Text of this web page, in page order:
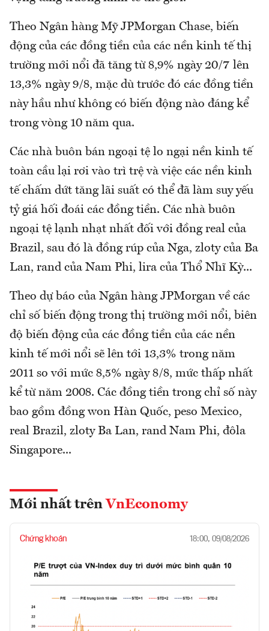
Theo Ngân hàng Mỹ JPMorgan Chase, biến
động của các đồng tiền của các nền kinh tế thị
trường mới nổi đã tăng từ 8,9% ngày 20/7 lên
13,3% ngày 9/8, mặc dù trước đó các đồng tiền
này hầu như không có biến động nào đáng kể
trong vòng 10 năm qua.
Các nhà buôn bán ngoại tệ lo ngại nền kinh tế
toàn cầu lại rơi vào trì trệ và việc các nền kinh
tế chấm dứt tăng lãi suất có thể đã làm suy yếu
tỷ giá hối đoái các đồng tiền. Các nhà buôn
ngoại tệ lạnh nhạt nhất đối với đồng real của
Brazil, sau đó là đồng rúp của Nga, zloty của Ba
Lan, rand của Nam Phi, lira của Thổ Nhĩ Kỳ...
Theo dự báo của Ngân hàng JPMorgan về các
chỉ số biến động trong thị trường mới nổi, biên
độ biến động của các đồng tiền của các nền
kinh tế mới nổi sẽ lên tới 13,3% trong năm
2011 so với mức 8,5% ngày 8/8, mức thấp nhất
kể từ năm 2008. Các đồng tiền trong chỉ số này
bao gồm đồng won Hàn Quốc, peso Mexico,
real Brazil, zloty Ba Lan, rand Nam Phi, đôla
Singapore...
Mới nhất trên VnEconomy
Chứng khoán 18:00, 09/08/2026